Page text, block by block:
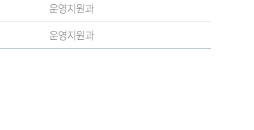
운영지원과
운영지원과